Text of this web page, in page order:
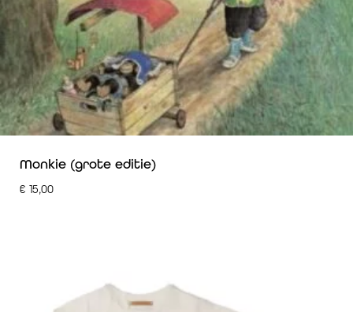
Monkie (grote editie)
€ 15,00